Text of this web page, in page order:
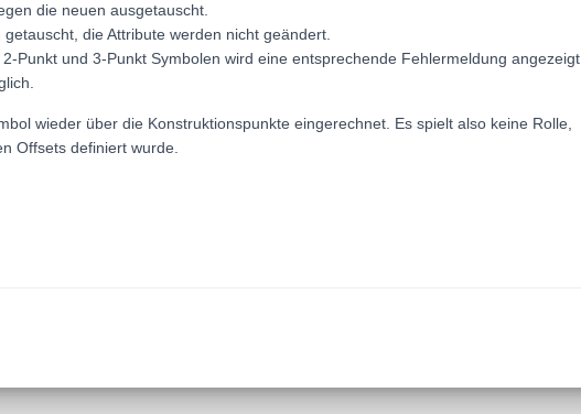
die neuen ausgetauscht.
die Attribute werden nicht geändert.
Punkt und 3-Punkt Symbolen wird eine entsprechende Fehlermeldung angezeigt.
wieder über die Konstruktionspunkte eingerechnet. Es spielt also keine Rolle,
Offsets definiert wurde.